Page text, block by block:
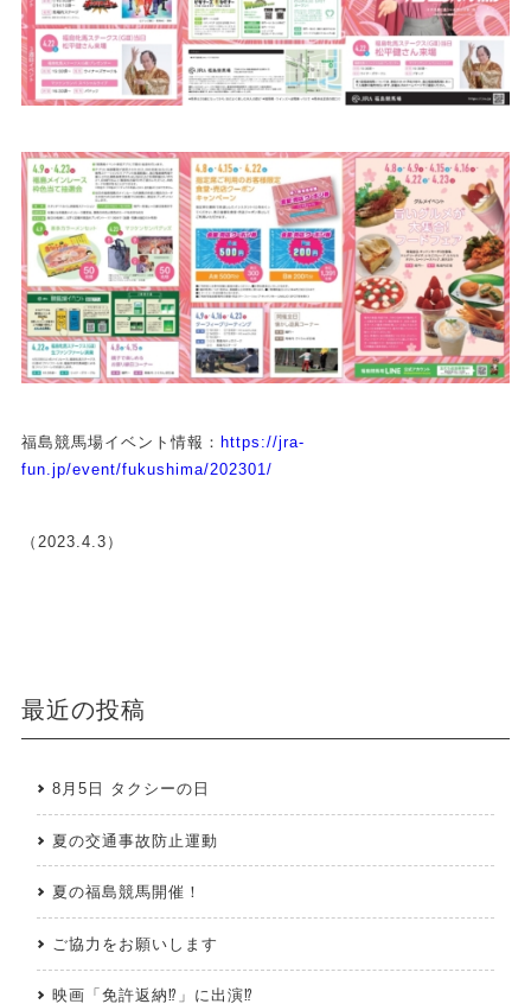
福島競馬場イベント情報： https://jra-
fun.jp/event/fukushima/202301/
（2023.4.3）
最近の投稿
8月5日 タクシーの日
夏の交通事故防止運動
夏の福島競馬開催！
ご協力をお願いします
映画「免許返納⁉」に出演⁉